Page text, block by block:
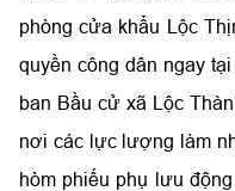
phòng cửa khẩu Lộc
quyền công dân ngay
ban Bầu cử xã Lộc
nơi các lực lượng làm
hòm phiếu phụ lưu